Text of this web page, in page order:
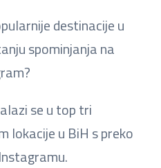
destinacije u
spominjanja na
se u top tri
lokacije u BiH s preko